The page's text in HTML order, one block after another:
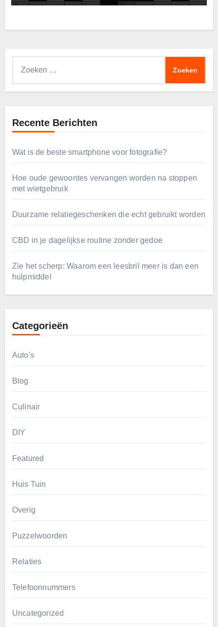
Recente Berichten
Wat is de beste smartphone voor fotografie?
Hoe oude gewoontes vervangen worden na stoppen
met wietgebruik
Duurzame relatiegeschenken die echt gebruikt worden
CBD in je dagelijkse routine zonder gedoe
Zie het scherp: Waarom een leesbril meer is dan een
hulpmiddel
Categorieën
Auto's
Blog
Culinair
DIY
Featured
Huis Tuin
Overig
Puzzelwoorden
Relaties
Telefoonnummers
Uncategorized